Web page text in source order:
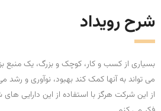
شرح رویداد
بسیاری از کسب و کار، کوچک و بزرگ، یک منبع
می تواند به آنها کمک کند بهبود، نوآوری و
از این شرکت هرگز با استفاده از این دارایی